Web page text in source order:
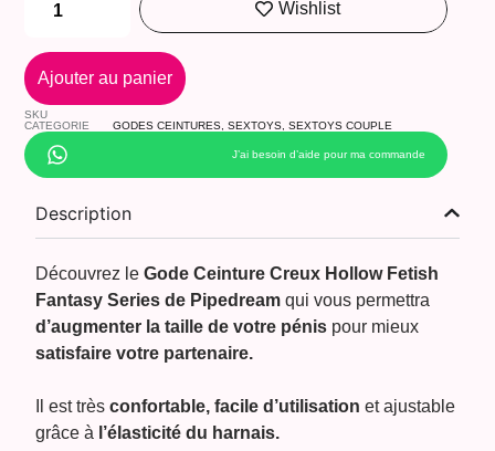
Wishlist
Ajouter au panier
SKU
CATEGORIE
GODES CEINTURES, SEXTOYS, SEXTOYS COUPLE
J’ai besoin d’aide pour ma commande
Description
Découvrez leGode Ceinture Creux Hollow Fetish
Fantasy Series de Pipedream qui vous permettra
d’augmenter la taille de votre pénis pour mieux
satisfaire votre partenaire.
Il est trèsconfortable, facile d’utilisationet ajustable
grâce à l’élasticité du harnais.